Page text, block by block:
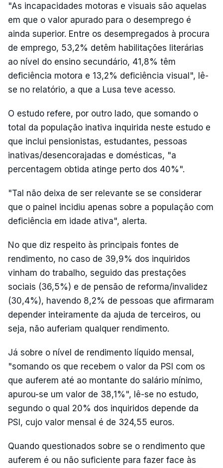
"As incapacidades motoras e visuais são aquelas
em que o valor apurado para o desemprego é
ainda superior. Entre os desempregados à procura
de emprego, 53,2% detêm habilitações literárias
ao nível do ensino secundário, 41,8% têm
deficiência motora e 13,2% deficiência visual", lê-
se no relatório, a que a Lusa teve acesso.
O estudo refere, por outro lado, que somando o
total da população inativa inquirida neste estudo e
que inclui pensionistas, estudantes, pessoas
inativas/desencorajadas e domésticas, "a
percentagem obtida atinge perto dos 40%".
"Tal não deixa de ser relevante se se considerar
que o painel incidiu apenas sobre a população com
deficiência em idade ativa", alerta.
No que diz respeito às principais fontes de
rendimento, no caso de 39,9% dos inquiridos
vinham do trabalho, seguido das prestações
sociais (36,5%) e de pensão de reforma/invalidez
(30,4%), havendo 8,2% de pessoas que afirmaram
depender inteiramente da ajuda de terceiros, ou
seja, não auferiam qualquer rendimento.
Já sobre o nível de rendimento líquido mensal,
"somando os que recebem o valor da PSI com os
que auferem até ao montante do salário mínimo,
apurou-se um valor de 38,1%", lê-se no estudo,
segundo o qual 20% dos inquiridos depende da
PSI, cujo valor mensal é de 324,55 euros.
Quando questionados sobre se o rendimento que
auferem é ou não suficiente para fazer face às